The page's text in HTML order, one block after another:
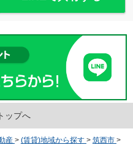
ップへ
産 > (賃貸)地域から探す > 筑西市 >